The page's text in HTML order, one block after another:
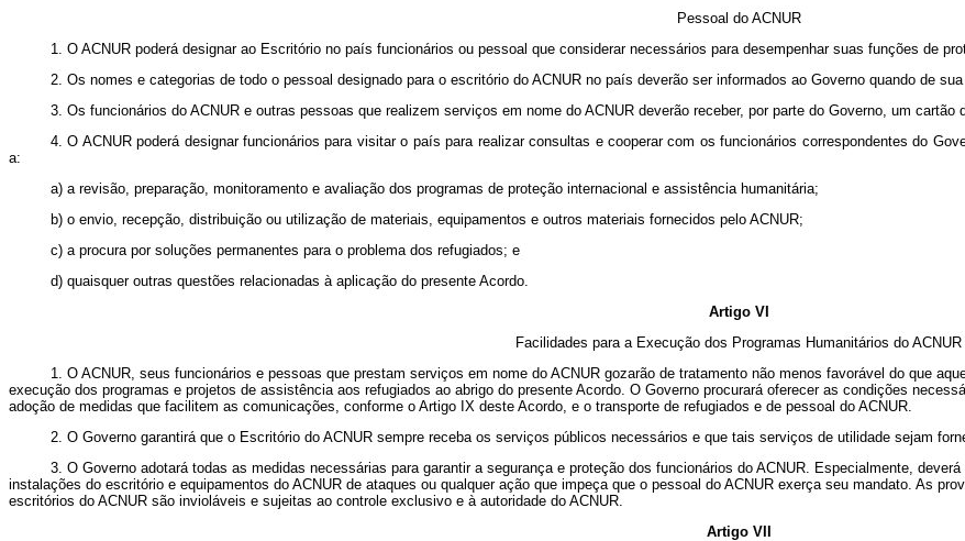
Pessoal do ACNUR
1. O ACNUR poderá designar ao Escritório no país funcionários ou pessoal que considerar necessários para desempenhar suas funções de
2. Os nomes e categorias de todo o pessoal designado para o escritório do ACNUR no país deverão ser informados ao Governo quando de
3. Os funcionários do ACNUR e outras pessoas que realizem serviços em nome do ACNUR deverão receber, por parte do Governo, um
4. O ACNUR poderá designar funcionários para visitar o país para realizar consultas e cooperar com os funcionários correspondentes do
a:
a) a revisão, preparação, monitoramento e avaliação dos programas de proteção internacional e assistência humanitária;
b) o envio, recepção, distribuição ou utilização de materiais, equipamentos e outros materiais fornecidos pelo ACNUR;
c) a procura por soluções permanentes para o problema dos refugiados; e
d) quaisquer outras questões relacionadas à aplicação do presente Acordo.
Artigo VI
Facilidades para a Execução dos Programas Humanitários do ACNUR
1. O ACNUR, seus funcionários e pessoas que prestam serviços em nome do ACNUR gozarão de tratamento não menos favorável do que
execução dos programas e projetos de assistência aos refugiados ao abrigo do presente Acordo. O Governo procurará oferecer as condições
adoção de medidas que facilitem as comunicações, conforme o Artigo IX deste Acordo, e o transporte de refugiados e de pessoal do ACNUR.
2. O Governo garantirá que o Escritório do ACNUR sempre receba os serviços públicos necessários e que tais serviços de utilidade sejam
3. O Governo adotará todas as medidas necessárias para garantir a segurança e proteção dos funcionários do ACNUR. Especialmente,
instalações do escritório e equipamentos do ACNUR de ataques ou qualquer ação que impeça que o pessoal do ACNUR exerça seu mandato. As
escritórios do ACNUR são invioláveis e sujeitas ao controle exclusivo e à autoridade do ACNUR.
Artigo VII